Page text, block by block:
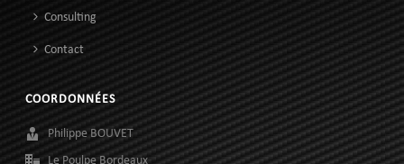
Consulting
Contact
COORDONNÉES
Philippe BOUVET
Le Poulpe Bordeaux